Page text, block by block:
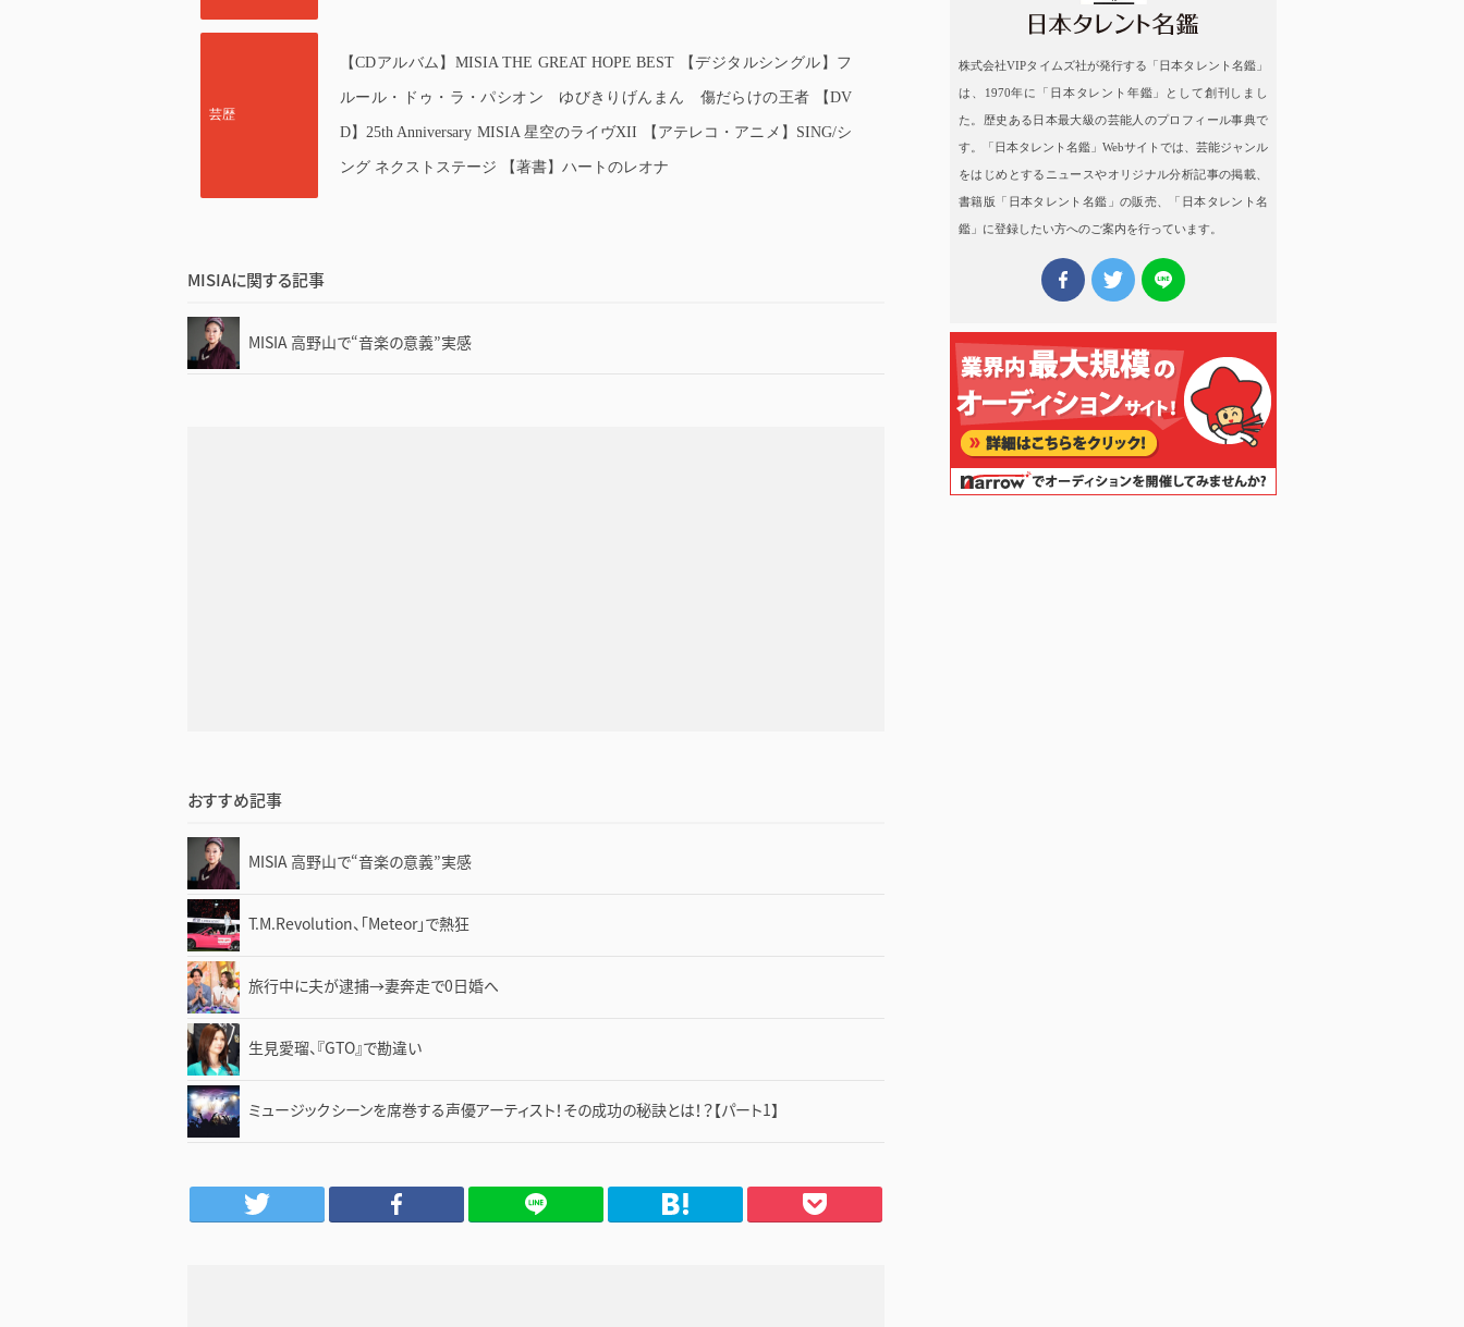
芸歴
【CDアルバム】MISIA THE GREAT HOPE BEST 【デジタルシングル】フ
ルール・ドゥ・ラ・パシオン ゆびきりげんまん 傷だらけの王者 【DV
D】25th Anniversary MISIA 星空のライヴXII 【アテレコ・アニメ】SING/シ
ング ネクストステージ 【著書】ハートのレオナ
MISIAに関する記事
MISIA 高野山で“音楽の意義”実感
おすすめ記事
MISIA 高野山で“音楽の意義”実感
T.M.Revolution、「Meteor」で熱狂
旅行中に夫が逮捕→妻奔走で0日婚へ
生見愛瑠、『GTO』で勘違い
ミュージックシーンを席巻する声優アーティスト！その成功の秘訣とは！？【パート1】
Facebook
株式会社VIPタイムズ社が発行する「日本タレント名鑑」
は、1970年に「日本タレント年鑑」として創刊しまし
た。歴史ある日本最大級の芸能人のプロフィール事典で
す。「日本タレント名鑑」Webサイトでは、芸能ジャンル
をはじめとするニュースやオリジナル分析記事の掲載、
書籍版「日本タレント名鑑」の販売、「日本タレント名
鑑」に登録したい方へのご案内を行っています。